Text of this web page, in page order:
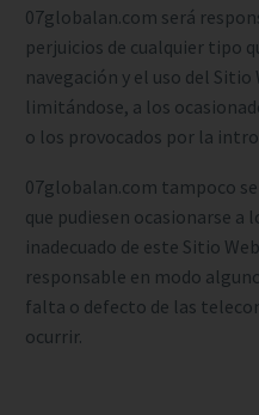
07globalan.com será
perjuicios de cualquier tipo
navegación y el uso del
limitándose, a los
o los provocados por la
07globalan.com tampoco
que pudiesen ocasionarse a
inadecuado de este Sitio
responsable en modo
falta o defecto de las
ocurrir.